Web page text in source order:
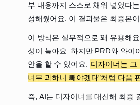
부 내용까지 스스로 채워 넣었다
성해줬어요. 이 결과물은 최종본
이 방식은 실무적으로 꽤 유용해
성이 높아요. 하지만 PRD와 와이
안을 할 수 있어요. 디자이너는 그
너무 과하니 빼야겠다”처럼 다음
즉, AI는 디자이너를 대신해 최종